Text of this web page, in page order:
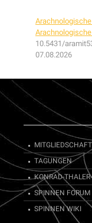
10.5431/
07.08.2026
MITGLIEDSCHAFT
TAGUNGEN
KONRAD-
SPINNEN FORUM
SPINNEN WIKI